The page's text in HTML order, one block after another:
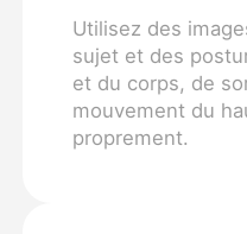
Utilisez des
sujet et des
et du corps, de
mouvement du
proprement.